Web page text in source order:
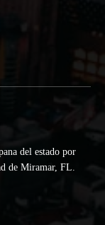
del estado por
de Miramar, FL.